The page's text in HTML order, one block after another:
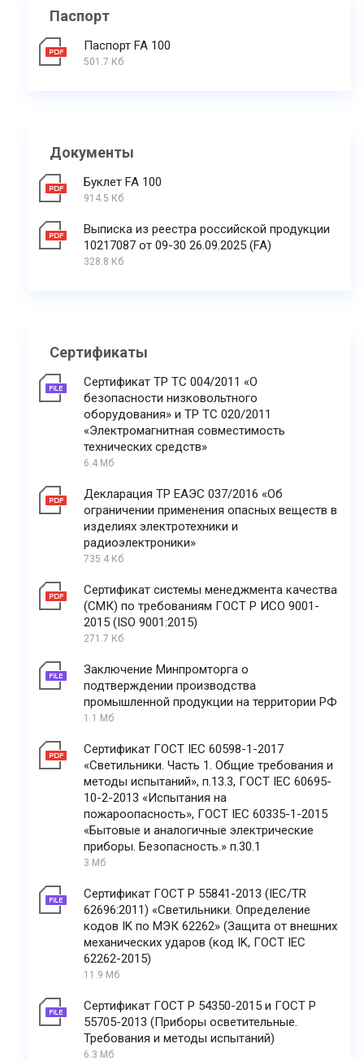
Паспорт
Паспорт FA 100
501.7 Кб
Документы
Буклет FA 100
914.5 Кб
Выписка из реестра российской продукции
10217087 от 09-30 26.09.2025 (FA)
328.8 Кб
Сертификаты
Сертификат ТР ТС 004/2011 «О
безопасности низковольтного
оборудования» и ТР ТС 020/2011
«Электромагнитная совместимость
технических средств»
6.4 Мб
Декларация ТР ЕАЭС 037/2016 «Об
ограничении применения опасных веществ в
изделиях электротехники и
радиоэлектроники»
735.4 Кб
Сертификат системы менеджмента качества
(СМК) по требованиям ГОСТ Р ИСО 9001-
2015 (ISO 9001:2015)
271.7 Кб
Заключение Минпромторга о
подтверждении производства
промышленной продукции на территории РФ
1.1 Мб
Сертификат ГОСТ IEC 60598-1-2017
«Светильники. Часть 1. Общие требования и
методы испытаний», п.13.3, ГОСТ IEC 60695-
10-2-2013 «Испытания на
пожароопасность», ГОСТ IEC 60335-1-2015
«Бытовые и аналогичные электрические
приборы. Безопасность.» п.30.1
3 Мб
Сертификат ГОСТ Р 55841-2013 (IEC/TR
62696:2011) «Светильники. Определение
кодов IK по МЭК 62262» (Защита от внешних
механических ударов (код IK, ГОСТ IEC
62262-2015)
11.9 Мб
Сертификат ГОСТ Р 54350-2015 и ГОСТ Р
55705-2013 (Приборы осветительные.
Требования и методы испытаний)
6.3 Мб